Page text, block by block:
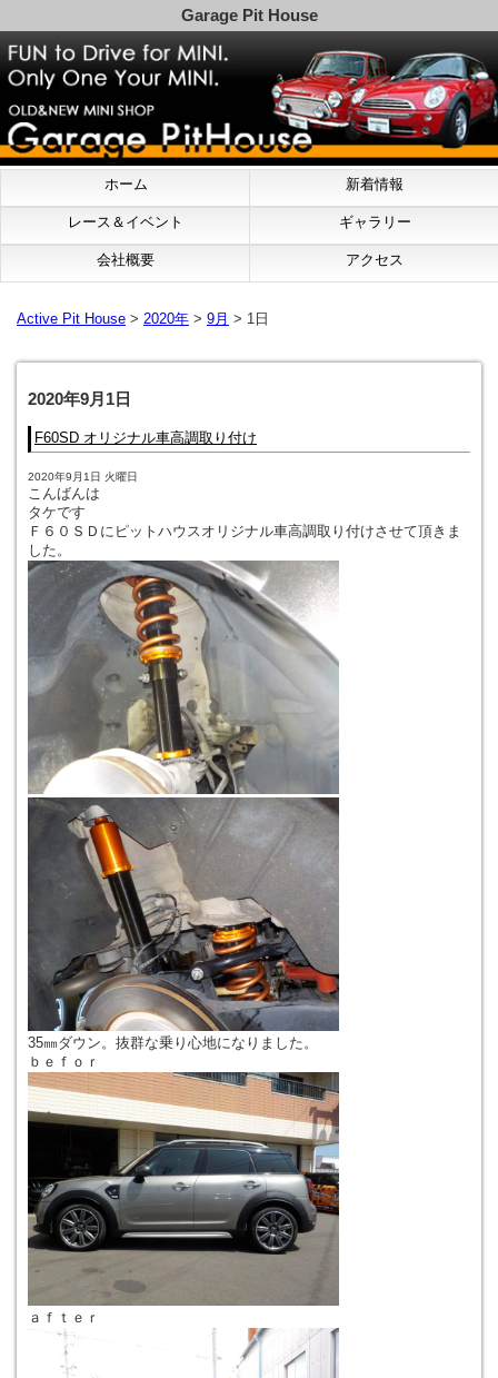
Garage Pit House
ホーム 新着情報
レース＆イベント ギャラリー
会社概要 アクセス
Active Pit House > 2020年 > 9月 > 1日
2020年9月1日
F60SD オリジナル車高調取り付け
2020年9月1日 火曜日
こんばんは
タケです
Ｆ６０ＳＤにピットハウスオリジナル車高調取り付けさせて頂きま
した。
35㎜ダウン。抜群な乗り心地になりました。
ｂｅｆｏｒ
ａｆｔｅｒ